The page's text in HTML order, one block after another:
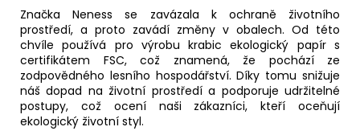
Značka Neness se zavázala k ochraně životního
prostředí, a proto zavádí změny v obalech. Od této
chvíle používá pro výrobu krabic ekologický papír s
certifikátem FSC, což znamená, že pochází ze
zodpovědného lesního hospodářství. Díky tomu snižuje
náš dopad na životní prostředí a podporuje udržitelné
postupy, což ocení naši zákazníci, kteří oceňují
ekologický životní styl.